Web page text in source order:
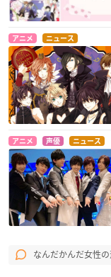
アニメ ニュース
アニメ 声優 ニュース
なんだかんだ女性